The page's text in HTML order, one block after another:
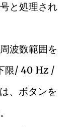
と処理され
波数範囲を
限/ 40 Hz /
、ボタンを